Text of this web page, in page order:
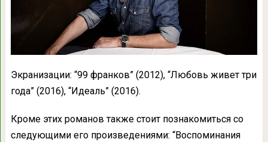
Экранизации: “99 франков” (2012), “Любовь живет три
года” (2016), “Идеаль” (2016).
Кроме этих романов также стоит познакомиться со
следующими его произведениями: “Воспоминания